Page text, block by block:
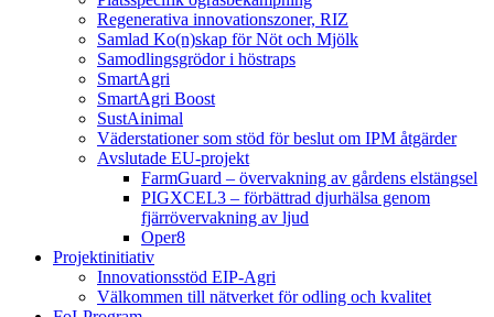
Regenerativa innovationszoner, RIZ
Samlad Ko(n)skap för Nöt och Mjölk
Samodlingsgrödor i höstraps
SmartAgri
SmartAgri Boost
SustAinimal
Väderstationer som stöd för beslut om IPM åtgärder
Avslutade EU-projekt
FarmGuard – övervakning av gårdens elstängsel
PIGXCEL3 – förbättrad djurhälsa genom
fjärrövervakning av ljud
Oper8
Projektinitiativ
Innovationsstöd EIP-Agri
Välkommen till nätverket för odling och kvalitet